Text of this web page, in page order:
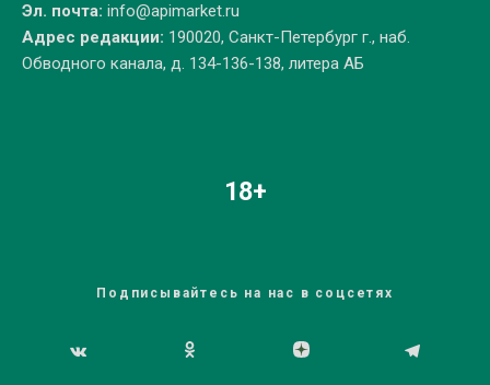
Эл. почта: info@apimarket.ru
Адрес редакции: 190020, Санкт-Петербург г., наб.
Обводного канала, д. 134-136-138, литера АБ
18+
Подписывайтесь на нас в соцсетях